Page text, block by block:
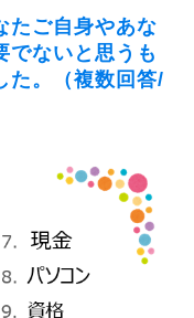
たご自身やあな
でないと思うも
た。（複数回答/